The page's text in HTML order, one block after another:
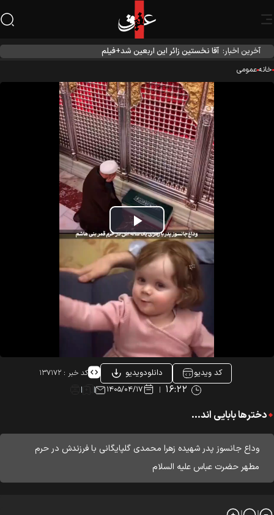
آخرین اخبار: آقا نخستین زائر این اربعین شد+فیلم
عمومی
Play
Video
کد ویدیو دانلودویدیو کد خبر : ۱۳۷۱۷۲
۱۶:۲۲ ۱۴۰۵/۰۴/۱۷
دخترها بابایی اند...
وداع جانسوز پدر شهیده زهرا محمدی گلپایگانی با فرزندش در حرم
مطهر حضرت عباس علیه السلام